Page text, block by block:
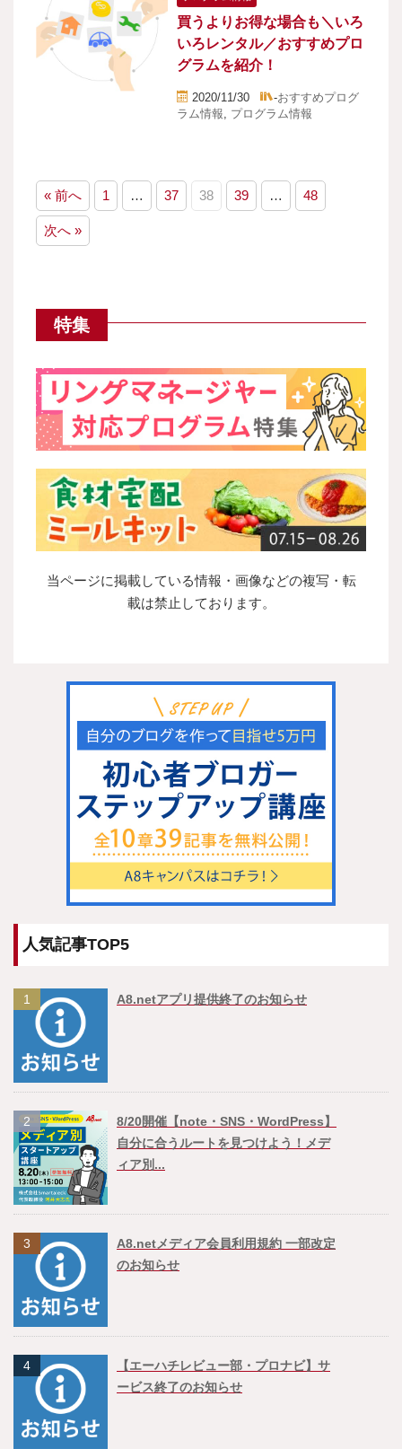
買うよりお得な場合も＼いろ
いろレンタル／おすすめプロ
グラムを紹介！
2020/11/30 -おすすめプログ
ラム情報, プログラム情報
« 前へ 1 … 37 38 39 … 48
次へ »
特集
当ページに掲載している情報・画像などの複写・転
載は禁止しております。
人気記事TOP5
1 A8.netアプリ提供終了のお知らせ
2
8/20開催【note・SNS・WordPress】
自分に合うルートを見つけよう！メデ
ィア別...
3
A8.netメディア会員利用規約 一部改定
のお知らせ
4
【エーハチレビュー部・プロナビ】サ
ービス終了のお知らせ